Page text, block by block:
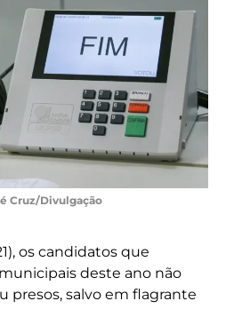
Cruz/Divulgação
os candidatos que
deste ano não
presos, salvo em flagrante